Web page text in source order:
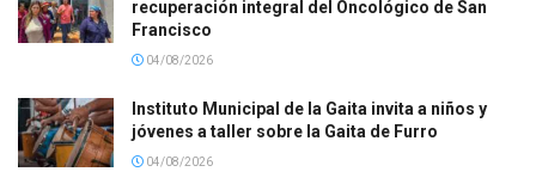
recuperación integral del Oncológico de San
Francisco
04/08/2026
Instituto Municipal de la Gaita invita a niños y
jóvenes a taller sobre la Gaita de Furro
04/08/2026